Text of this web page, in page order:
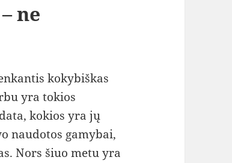
ne
kokybiškas
yra tokios
kokios yra jų
naudotos gamybai,
Nors šiuo metu yra